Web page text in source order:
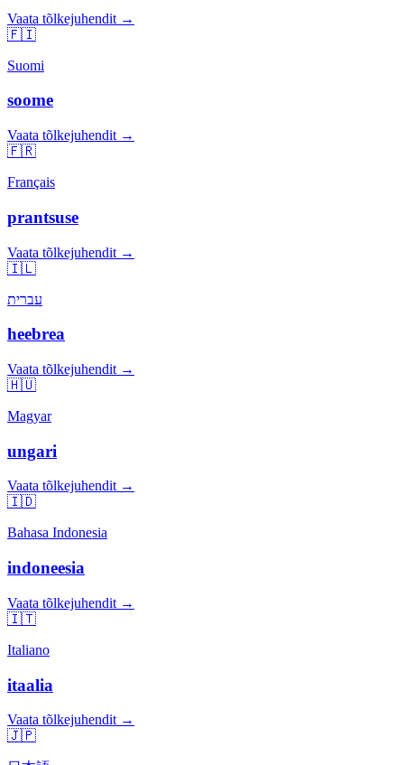
Vaata tõlkejuhendit →
🇫🇮
Suomi
soome
Vaata tõlkejuhendit →
🇫🇷
Français
prantsuse
Vaata tõlkejuhendit →
🇮🇱
עברית
heebrea
Vaata tõlkejuhendit →
🇭🇺
Magyar
ungari
Vaata tõlkejuhendit →
🇮🇩
Bahasa Indonesia
indoneesia
Vaata tõlkejuhendit →
🇮🇹
Italiano
itaalia
Vaata tõlkejuhendit →
🇯🇵